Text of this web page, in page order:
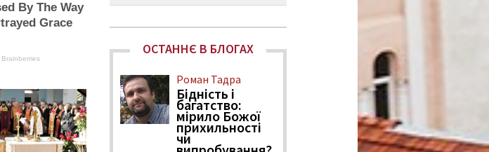
By The Way
Grace
Brainberries
ОСТАННЄ В БЛОГАХ
Роман Тадра
Бідність і
багатство:
мірило Божої
прихильності
чи